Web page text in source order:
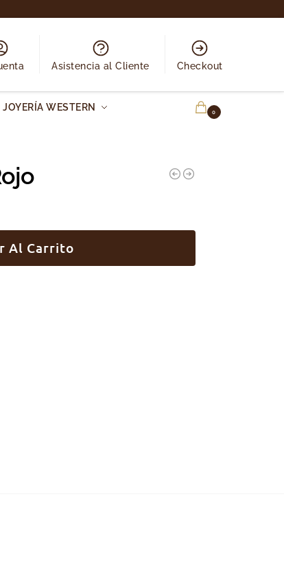
Asistencia al Cliente Checkout
JOYERÍA WESTERN 0
Al Carrito